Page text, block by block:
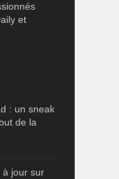
et
: un sneak
de la
à jour sur